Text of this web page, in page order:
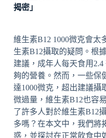
揭密」
維生素B12 1000微克會太
生素B12攝取的疑問。根
建議，成年人每天食用
夠的營養。然而，一些保
達1000微克，超出建議攝
微過量，維生素B12也容
了許多人對於維生素B12
多嗎？在本文中，我們將
惑，並探討在正常飲食中